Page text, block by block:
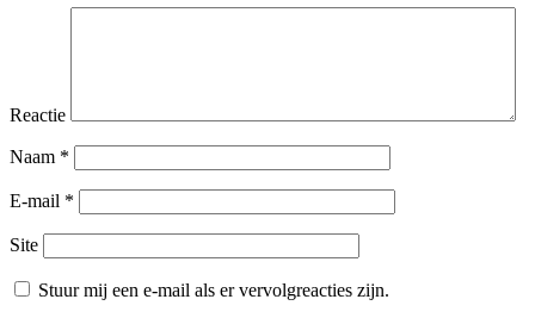
Reactie
Naam *
E-mail *
Site
Stuur mij een e-mail als er vervolgreacties zijn.